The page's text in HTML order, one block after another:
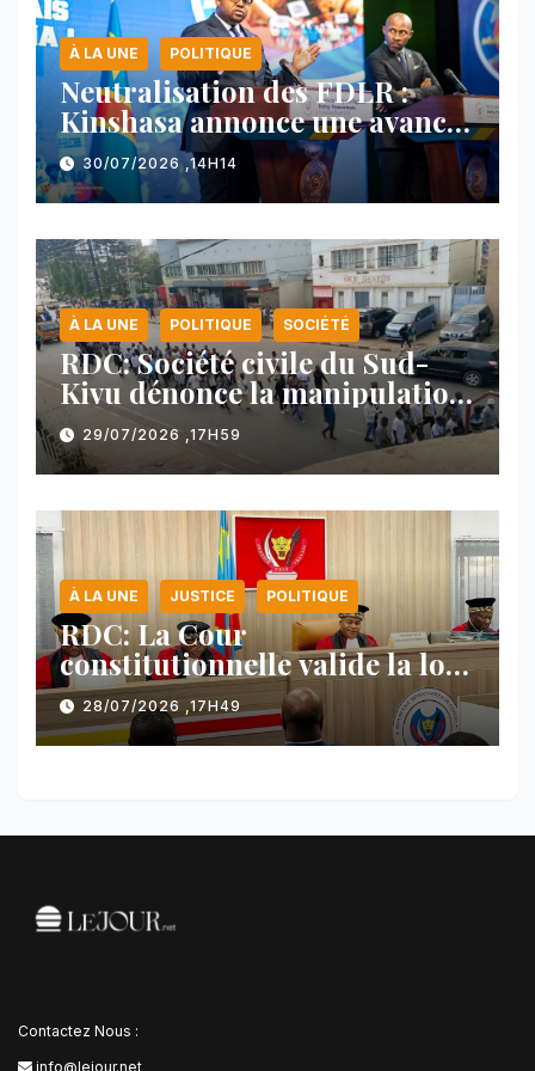
À LA UNE POLITIQUE
Neutralisation des FDLR :
Kinshasa annonce une avancée
majeure et maintient sa ligne
face au Rwanda
30/07/2026 ,14H14
À LA UNE POLITIQUE SOCIÉTÉ
RDC: Société civile du Sud-
Kivu dénonce la manipulation
des manifestations par
l’AFC/M23
29/07/2026 ,17H59
À LA UNE JUSTICE POLITIQUE
RDC: La Cour
constitutionnelle valide la loi
référendaire sous réserves de
plusieurs dispositions
28/07/2026 ,17H49
Contactez Nous :
info@lejour.net